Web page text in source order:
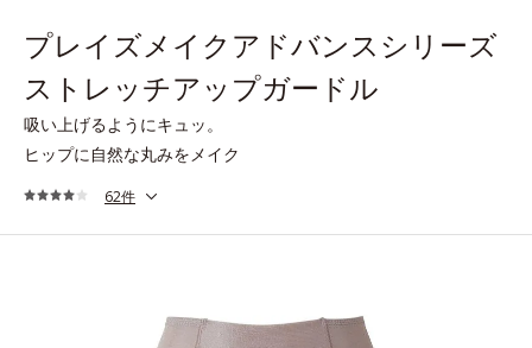
プレイズメイクアドバンスシリーズ
ストレッチアップガードル
吸い上げるようにキュッ。
ヒップに自然な丸みをメイク
62件